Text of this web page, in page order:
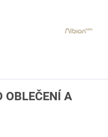
OBLEČENÍ A